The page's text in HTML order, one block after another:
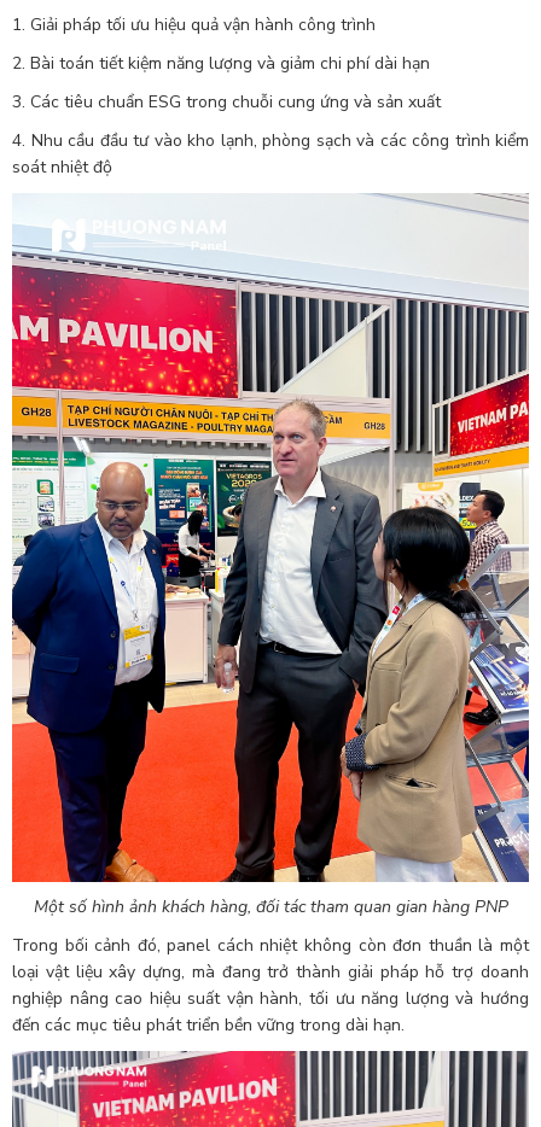
1. Giải pháp tối ưu hiệu quả vận hành công trình
2. Bài toán tiết kiệm năng lượng và giảm chi phí dài hạn
3. Các tiêu chuẩn ESG trong chuỗi cung ứng và sản xuất
4. Nhu cầu đầu tư vào kho lạnh, phòng sạch và các công trình kiểm
soát nhiệt độ
Một số hình ảnh khách hàng, đối tác tham quan gian hàng PNP
Trong bối cảnh đó, panel cách nhiệt không còn đơn thuần là một
loại vật liệu xây dựng, mà đang trở thành giải pháp hỗ trợ doanh
nghiệp nâng cao hiệu suất vận hành, tối ưu năng lượng và hướng
đến các mục tiêu phát triển bền vững trong dài hạn.